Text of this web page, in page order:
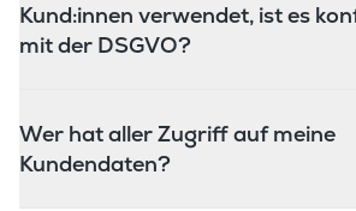
Kund:innen verwendet, ist es
mit der DSGVO?
Wer hat aller Zugriff auf meine
Kundendaten?